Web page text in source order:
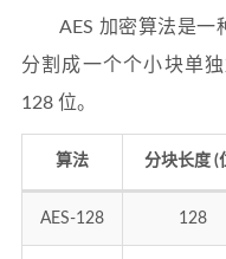
AES 加密算法是一
分割成一个个小块单
128 位。
算法 分块长度 (
AES-128 128